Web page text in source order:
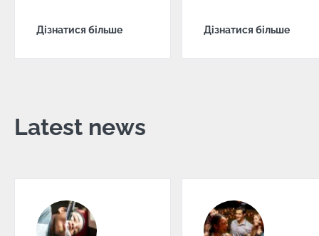
Дізнатися більше Дізнатися більше
Latest news